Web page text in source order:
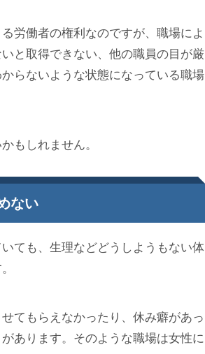
労働者の権利なのですが、職場によ
と取得できない、他の職員の目が厳
らないような状態になっている職場
もしれません。
ない
ても、生理などどうしようもない体
てもらえなかったり、休み癖があっ
あります。そのような職場は女性に